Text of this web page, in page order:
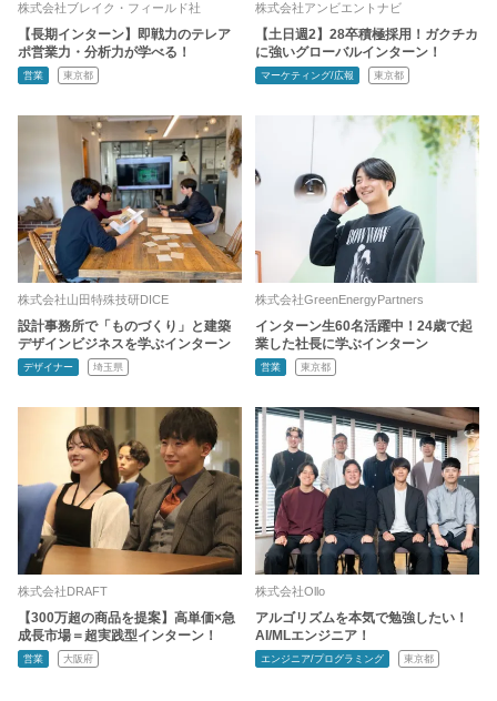
株式会社ブレイク・フィールド社
【長期インターン】即戦力のテレア
ポ営業力・分析力が学べる！
営業 東京都
株式会社アンビエントナビ
【土日週2】28卒積極採用！ガクチカ
に強いグローバルインターン！
マーケティング/広報 東京都
株式会社山田特殊技研DICE
設計事務所で「ものづくり」と建築
デザインビジネスを学ぶインターン
デザイナー 埼玉県
株式会社GreenEnergyPartners
インターン生60名活躍中！24歳で起
業した社長に学ぶインターン
営業 東京都
株式会社DRAFT
【300万超の商品を提案】高単価×急
成長市場＝超実践型インターン！
営業 大阪府
株式会社Ollo
アルゴリズムを本気で勉強したい！
AI/MLエンジニア！
エンジニア/プログラミング 東京都